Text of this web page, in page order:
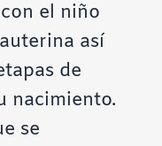
el niño
así
de
nacimiento.
se